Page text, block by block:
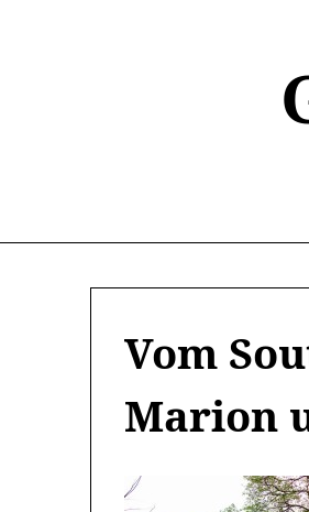
Vom
Marion